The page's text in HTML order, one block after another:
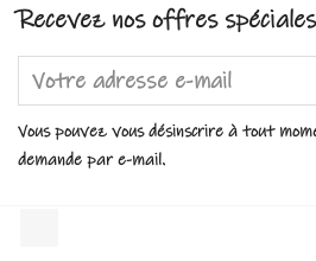
Recevez nos offres spéciales
Vous pouvez vous désinscrire à tout
demande par e-mail.